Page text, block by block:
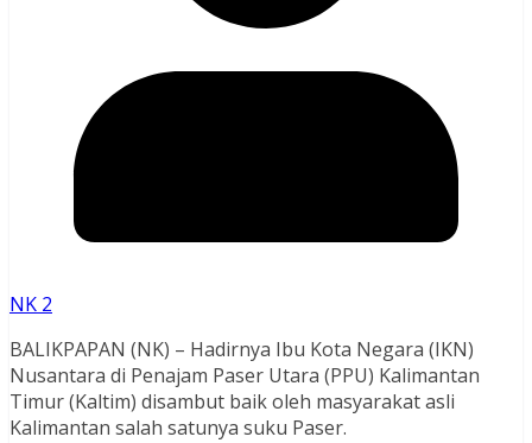
NK 2
BALIKPAPAN (NK) – Hadirnya Ibu Kota Negara (IKN)
Nusantara di Penajam Paser Utara (PPU) Kalimantan
Timur (Kaltim) disambut baik oleh masyarakat asli
Kalimantan salah satunya suku Paser.